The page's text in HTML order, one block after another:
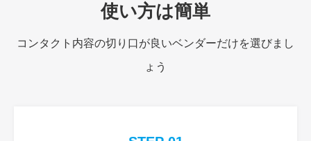
使い方は簡単
コンタクト内容の切り口が良いベンダーだけを選びまし
ょう